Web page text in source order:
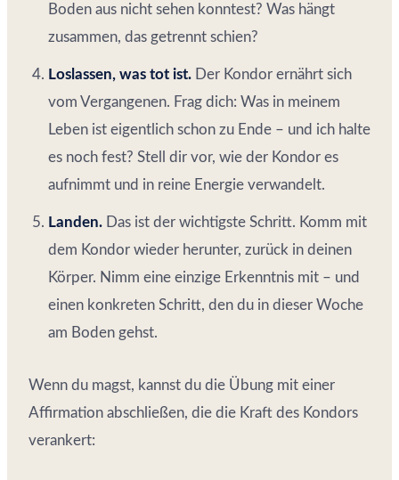
Boden aus nicht sehen konntest? Was hängt
zusammen, das getrennt schien?
Loslassen, was tot ist. Der Kondor ernährt sich
vom Vergangenen. Frag dich: Was in meinem
Leben ist eigentlich schon zu Ende – und ich halte
es noch fest? Stell dir vor, wie der Kondor es
aufnimmt und in reine Energie verwandelt.
Landen. Das ist der wichtigste Schritt. Komm mit
dem Kondor wieder herunter, zurück in deinen
Körper. Nimm eine einzige Erkenntnis mit – und
einen konkreten Schritt, den du in dieser Woche
am Boden gehst.
Wenn du magst, kannst du die Übung mit einer
Affirmation abschließen, die die Kraft des Kondors
verankert: